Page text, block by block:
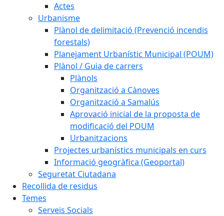
Actes
Urbanisme
Plànol de delimitació (Prevenció incendis
forestals)
Planejament Urbanístic Municipal (POUM)
Plànol / Guia de carrers
Plànols
Organització a Cànoves
Organització a Samalús
Aprovació inicial de la proposta de
modificació del POUM
Urbanitzacions
Projectes urbanístics municipals en curs
Informació geogràfica (Geoportal)
Seguretat Ciutadana
Recollida de residus
Temes
Serveis Socials